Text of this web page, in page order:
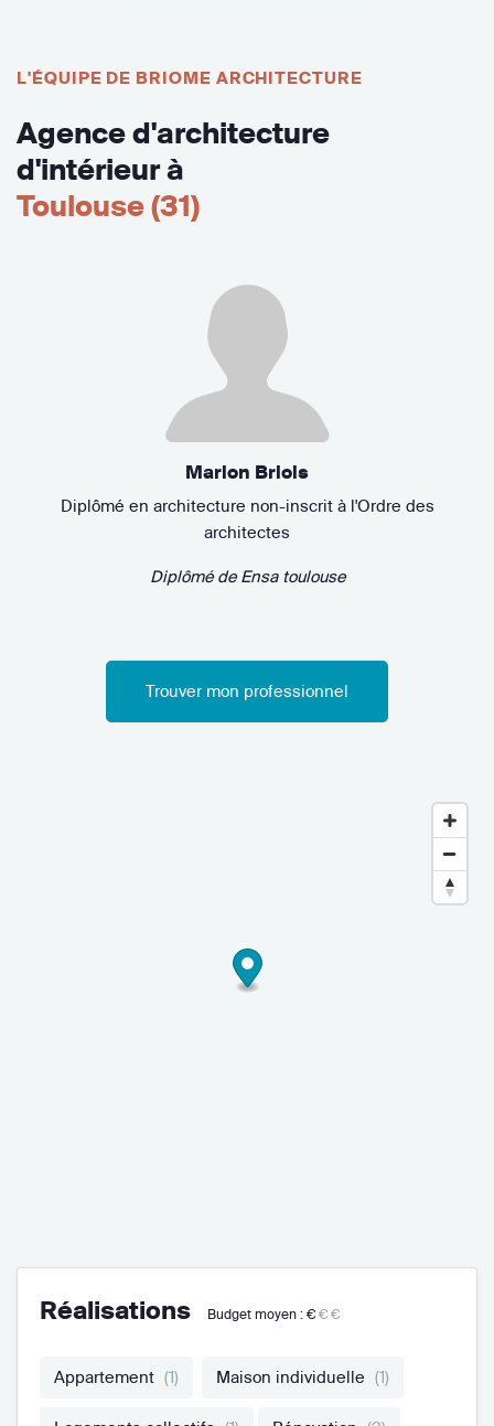
L'ÉQUIPE DE BRIOME ARCHITECTURE
Agence d'architecture
d'intérieur à
Toulouse (31)
Marion Briols
Diplômé en architecture non-inscrit à l'Ordre des
architectes
Diplômé deEnsa toulouse
Trouver mon professionnel
Réalisations Budget moyen : €€€
Appartement (1) Maison individuelle (1)